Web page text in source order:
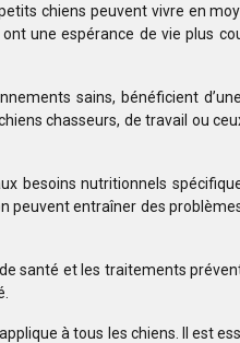
chiens peuvent vivre en
une espérance de vie plus
sains, bénéficient
chasseurs, de travail ou
besoins nutritionnels
peuvent entraîner des
santé et les traitements
à tous les chiens. Il est